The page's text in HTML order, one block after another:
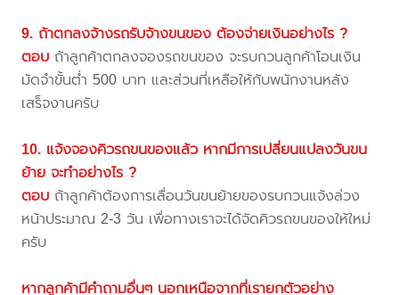
9. ถ้าตกลงจ้างรถรับจ้างขนของ ต้องจ่ายเงินอย่างไร ?
ตอบ ถ้าลูกค้าตกลงจองรถขนของ จะรบกวนลูกค้าโอนเงิน
มัดจำขั้นต่ำ 500 บาท และส่วนที่เหลือให้กับพนักงานหลัง
เสร็จงานครับ
10. แจ้งจองคิวรถขนของแล้ว หากมีการเปลี่ยนแปลงวันขน
ย้าย จะทำอย่างไร ?
ตอบ ถ้าลูกค้าต้องการเลื่อนวันขนย้ายของรบกวนแจ้งล่วง
หน้าประมาณ 2-3 วัน เพื่อทางเราจะได้จัดคิวรถขนของให้ใหม่
ครับ
หากลูกค้ามีคำถามอื่นๆ นอกเหนือจากที่เรายกตัวอย่าง